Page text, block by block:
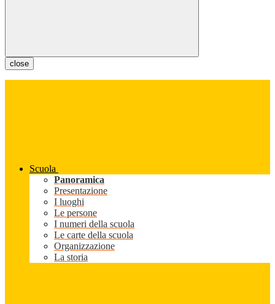
close
Scuola
Panoramica
Presentazione
I luoghi
Le persone
I numeri della scuola
Le carte della scuola
Organizzazione
La storia